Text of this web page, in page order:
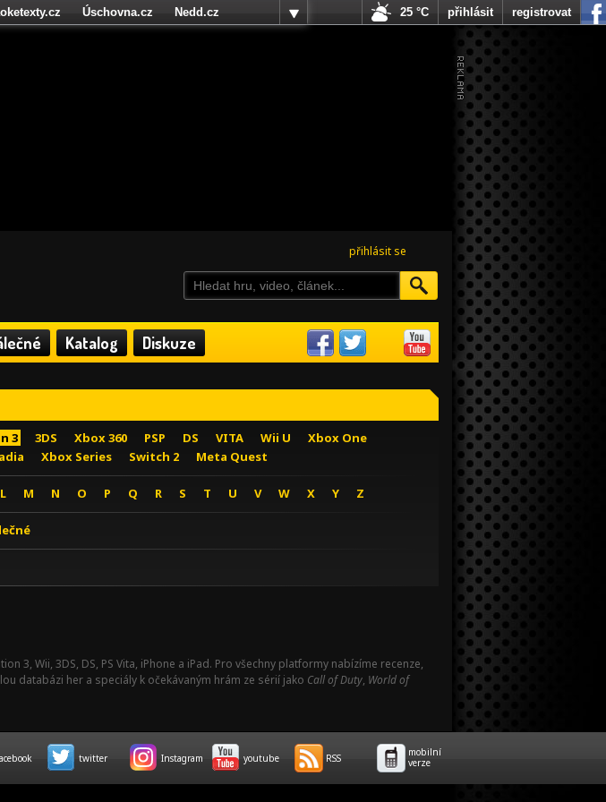
přihlásit se
Katalog Diskuze
3 3DS Xbox 360 PSP DS VITA Wii U
Xbox One
Xbox Series Switch 2 Meta Quest
L M N O P Q R S T U V W X Y Z
3, Wii, 3DS, DS, PS Vita, iPhone a iPad. Pro všechny platformy nabízíme recenze,
databázi her a speciály k očekávaným hrám ze sérií jako Call of Duty, World of
Úschovna.cz
Nedd.cz
25 °C přihlásit registrovat
twitter Instagram youtube RSS
mobilní
verze